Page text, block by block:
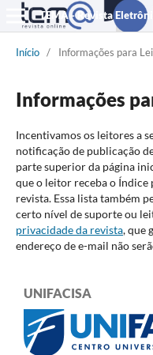
TEMA - Revista
Início / Informações para
Informações
Incentivamos os leitores a
notificação de publicação
parte superior da página
que o leitor receba o Índice
revista. Essa lista também
certo nível de suporte ou
privacidade da revista, que
endereço de e-mail não
UNIFACISA